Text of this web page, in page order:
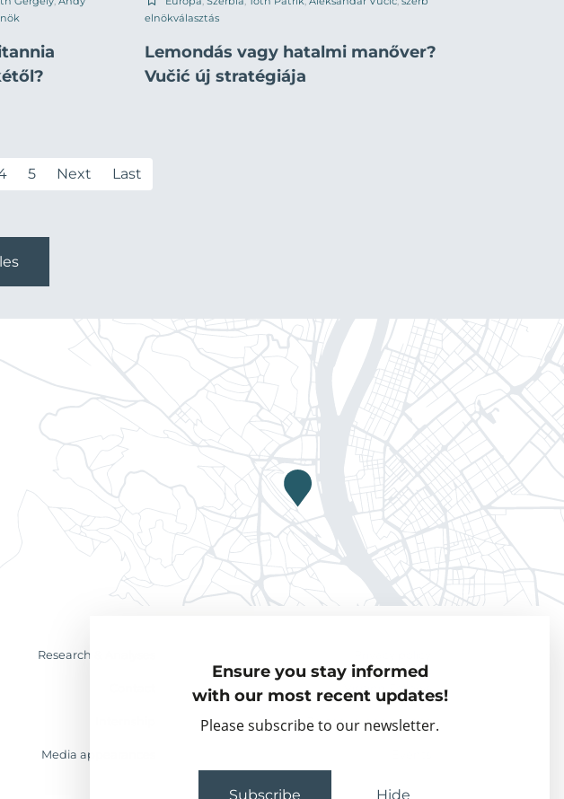
Ensure you stay informed
with our most recent updates!
Please subscribe to our newsletter.
Subscribe Hide
elnökválasztás
Lemondás vagy hatalmi manőver?
Vučić új stratégiája
5 Next Last
Research & Analyses
Visiting Fellows
Partner organisations
Media appearances